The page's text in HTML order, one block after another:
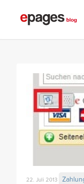
22. Juli 2013